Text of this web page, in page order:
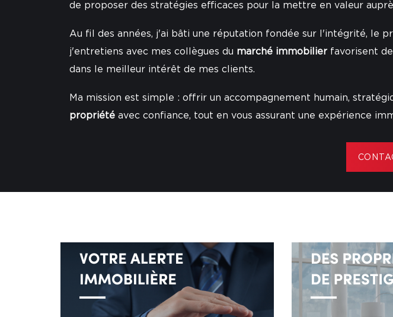
de proposer des stratégies efficaces pour la mettre en valeur
Au fil des années, j'ai bâti une réputation fondée sur l'intégrité, le
j'entretiens avec mes collègues du marché immobilier favorisent
dans le meilleur intérêt de mes clients.
Ma mission est simple : offrir un accompagnement humain,
propriété avec confiance, tout en vous assurant une expérience